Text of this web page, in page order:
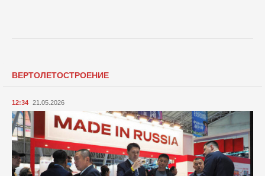
ВЕРТОЛЕТОСТРОЕНИЕ
12:34 21.05.2026